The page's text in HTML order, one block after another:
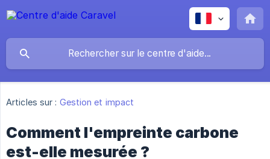
Articles sur : Gestion et impact
Comment l'empreinte carbone
est-elle mesurée ?